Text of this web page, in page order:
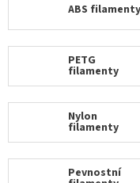
díly
ceny
ABS filamenty
PETG
filamenty
Nylon
filamenty
Pevnostní